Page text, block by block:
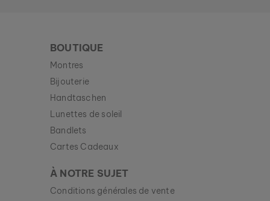
BOUTIQUE
Montres
Bijouterie
Handtaschen
Lunettes de soleil
Bandlets
Cartes Cadeaux
À NOTRE SUJET
Conditions générales de vente